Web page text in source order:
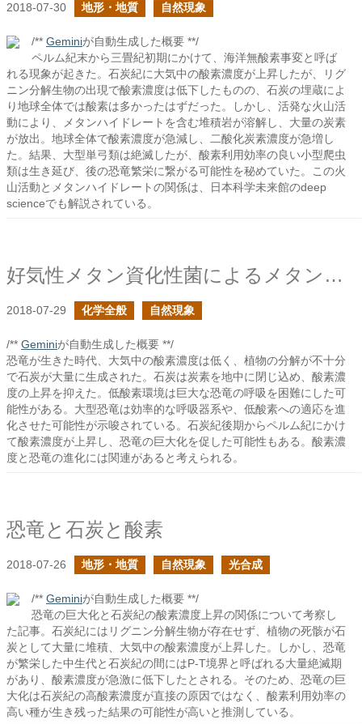
2018-07-30 地形・地質 自然現象
/** Geminiが自動生成した概要 **/
ペルム紀末から三畳紀初期にかけて、海洋無酸素事変と呼ば
れる現象が起きた。石炭紀に大気中の酸素濃度が上昇したが、リグ
ニン分解生物の出現で酸素濃度は低下したものの、石炭の埋蔵によ
り地球全体では酸素は多かったはずだった。しかし、活発な火山活
動により、メタンハイドレートを含む堆積岩が溶解し、大量の炭素
が放出。地球全体で酸素濃度が急減し、二酸化炭素濃度が急増し
た。結果、大型単弓類は絶滅したが、酸素利用効率の良い小型爬虫
類は生き延び、後の恐竜繁栄に繋がる可能性を秘めていた。この火
山活動とメタンハイドレートの関係は、日本科学未来館のdeep
scienceでも解説されている。
好気性メタン資化性菌によるメタンの酸化
2018-07-29 化学全般 自然現象
/** Geminiが自動生成した概要 **/
恐竜が生きた時代、大気中の酸素濃度は低く、植物の分解が不十分
で石炭が大量に生成された。石炭は炭素を地中に閉じ込め、酸素濃
度の上昇を抑えた。低酸素環境は巨大な恐竜の呼吸を困難にした可
能性がある。大型恐竜は効率的な呼吸器系や、低酸素への適応を進
化させた可能性が示唆されている。石炭紀後期からペルム紀にかけ
て酸素濃度が上昇し、恐竜の巨大化を促した可能性もある。酸素濃
度と恐竜の進化には関連があると考えられる。
恐竜と石炭と酸素
2018-07-26 地形・地質 自然現象 光合成
/** Geminiが自動生成した概要 **/
恐竜の巨大化と石炭紀の酸素濃度上昇の関係について考察し
た記事。石炭紀にはリグニン分解生物が存在せず、植物の死骸が石
炭として大量に堆積、大気中の酸素濃度が上昇した。しかし、恐竜
が繁栄した中生代と石炭紀の間にはP-T境界と呼ばれる大量絶滅期
があり、酸素濃度が急激に低下したとされる。そのため、恐竜の巨
大化は石炭紀の高酸素濃度が直接の原因ではなく、酸素利用効率の
高い種が生き残った結果の可能性が高いと推測している。